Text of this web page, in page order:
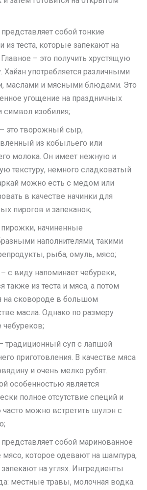
собой тонкие
из теста, которые запекают на
– это получить хрустящую
Хайан употребляется различными
маслами и мясными блюдами. Это
угощение на праздничных
символ изобилия;
это творожный сыр,
из кобыльего или
молока. Он имеет нежную и
текстуру, немного сладковатый
можно есть с медом или
в качестве начинки для
пирогов и запеканок;
пирожки, начиненные
наполнителями, такими
рыба, омуль, мясо;
с виду напоминает чебуреки,
также из теста и мяса, а потом
на сковороде в большом
масла. Однако по размеру
традиционный суп с лапшой
приготовления. В качестве мяса
и очень мелко рубят.
особенностью является
полное отсутствие специй и
часто можно встретить шулэн с
собой маринованное
мясо, которое одевают на шампура,
на углях. Ингредиенты
местные травы, молочная водка.